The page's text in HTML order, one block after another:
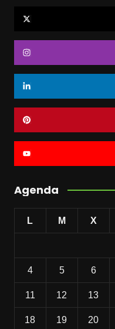
Agenda
L M X
4 5 6
11 12 13
18 19 20